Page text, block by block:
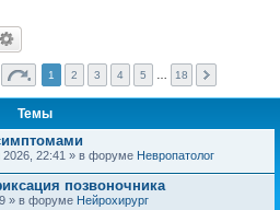
1 2 3 4 5 18
Темы
2026, 22:41 » в форуме Невропатолог
позвоночника
» в форуме Нейрохирург